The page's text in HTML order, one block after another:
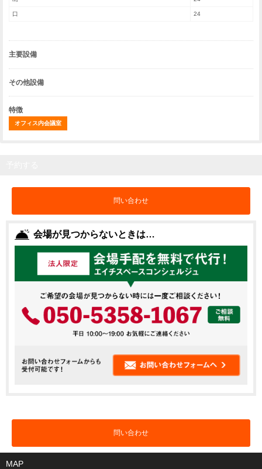
口 24
主要設備
その他設備
特徴
オフィス内会議室
問い合わせ
会場が見つからないときは…
問い合わせ
MAP